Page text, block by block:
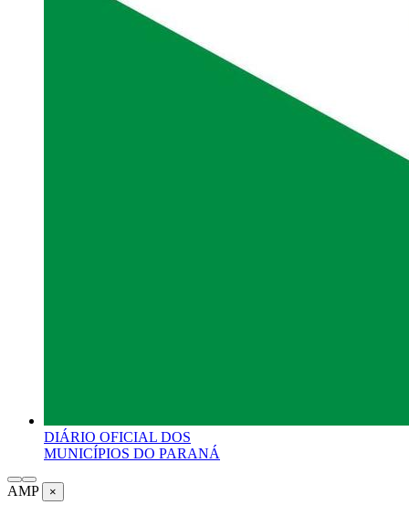
DIÁRIO OFICIAL DOS
MUNICÍPIOS DO PARANÁ
AMP ×